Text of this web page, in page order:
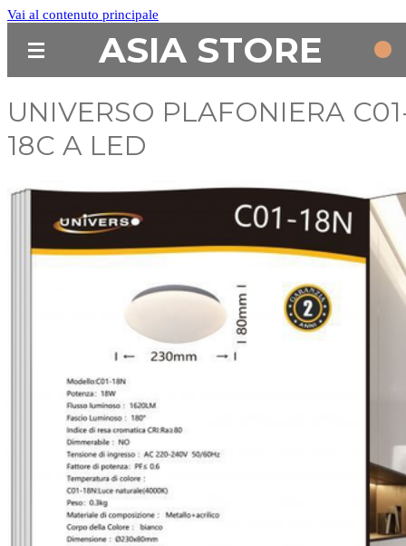
Vai al contenuto principale
ASIA STORE
UNIVERSO PLAFONIERA
18C A LED